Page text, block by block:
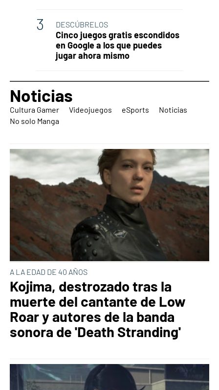
DESCÚBRELOS
Cinco juegos gratis escondidos
en Google a los que puedes
jugar ahora mismo
Noticias
Cultura Gamer Videojuegos eSports
Noticias
No solo Manga
A LA EDAD DE 40 AÑOS
Kojima, destrozado tras la
muerte del cantante de Low
Roar y autores de la banda
sonora de 'Death Stranding'